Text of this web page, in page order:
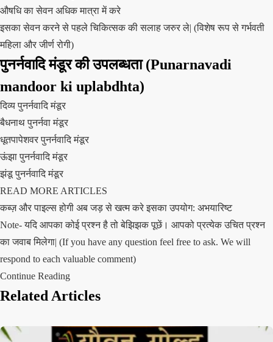
औषधि का सेवन अधिक मात्रा में करे
इसका सेवन करने से पहले चिकित्सक की सलाह जरुर ले| (विशेष रूप से गर्भवती
महिला और जीर्ण रोगी)
पुनर्नवादि मंडूर की उपलब्धता (Punarnavadi
mandoor ki uplabdhta)
दिव्य पुनर्नवादि मंडूर
बैधनाथ पुनर्नवा मंडूर
धूतपापेशवर पुनर्नवादि मंडूर
ऊंझा पुनर्नवादि मंडूर
झंडू पुनर्नवादि मंडूर
READ MORE ARTICLES
कब्ज़ और पाइल्स होगी अब जड़ से खत्म करे इसका उपयोग: अभयारिष्ट
Note- यदि आपका कोई प्रश्न है तो बेझिझक पूछें। आपको प्रत्येक उचित प्रश्न
का जवाब मिलेगा| (If you have any question feel free to ask. We will
respond to each valuable comment)
Continue Reading
Related Articles